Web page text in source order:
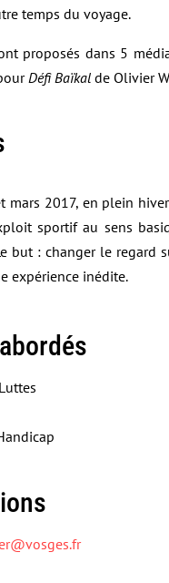
temps du voyage.
proposés dans 5
Défi Baïkal de Olivier
mars 2017, en plein
sportif au sens
but : changer le
expérience inédite.